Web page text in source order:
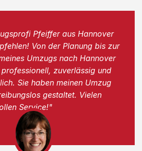
Pfeiffer aus Hannover
Von der Planung bis zur
Umzugs nach Hannover
zuverlässig und
Sie haben meinen Umzug
gestaltet. Vielen
Service!"